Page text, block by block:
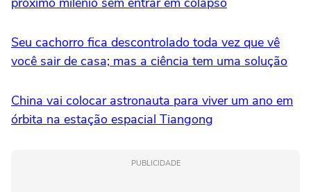
Seu cachorro fica descontrolado toda vez que vê
você sair de casa; mas a ciência tem uma solução
China vai colocar astronauta para viver um ano em
órbita na estação espacial Tiangong
PUBLICIDADE